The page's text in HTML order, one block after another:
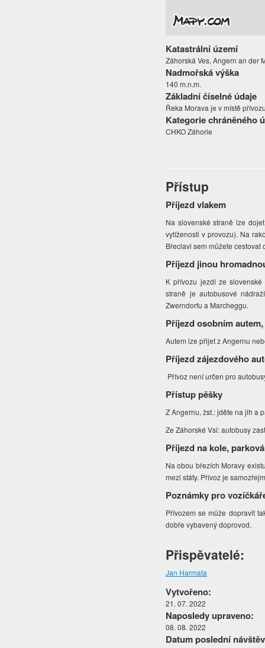
Katastrální území
Záhorská Ves, Angern an der
Nadmořská výška
140 m.n.m.
Základní číselné údaje
Řeka Morava je v místě
Kategorie chráněného
CHKO Záhorie
Přístup
Příjezd vlakem
Na slovenské straně lze
vytíženosti v provozu). Na
Břeclavi sem můžete
Příjezd jinou
K přívozu jezdí ze
straně je autobusové
Zwerndorfu a Marcheggu.
Příjezd osobním
Autem lze přijet z Angernu
Příjezd zájezdového
Přívoz není určen pro
Přístup pěšky
Z Angernu, žst.: jděte na jih a
Ze Záhorské Vsi: autobusy
Příjezd na kole,
Na obou březích Moravy
mezi státy. Přívoz je
Poznámky pro
Přívozem se může dopravit
dobře vybavený doprovod.
Přispěvatelé:
Jan Harmata
Vytvořeno:
21. 07. 2022
Naposledy upraveno:
08. 08. 2022
Datum poslední